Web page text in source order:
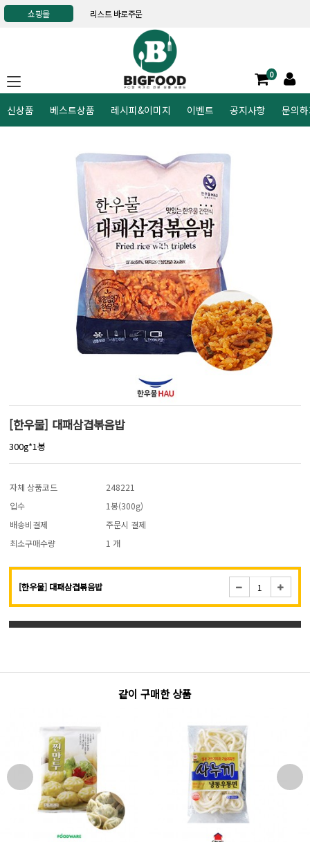
쇼핑몰 리스트 바로주문
0
신상품 베스트상품 레시피&이미지 이벤트 공지사항 문의
[한우물] 대패삼겹볶음밥
300g*1봉
자체 상품코드
248221
입수
1봉(300g)
배송비결제
주문시 결제
최소구매수량
1 개
[한우물] 대패삼겹볶음밥
같이 구매한 상품